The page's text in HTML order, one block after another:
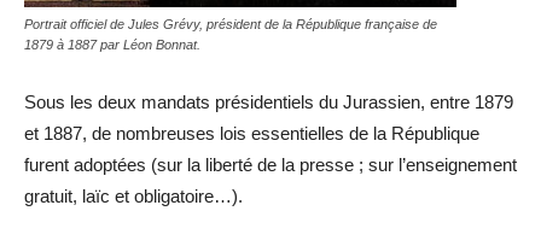
Portrait officiel de Jules Grévy, président de la République française de
1879 à 1887 par Léon Bonnat.
Sous les deux mandats présidentiels du Jurassien, entre 1879
et 1887, de nombreuses lois essentielles de la République
furent adoptées (sur la liberté de la presse ; sur l’enseignement
gratuit, laïc et obligatoire…).